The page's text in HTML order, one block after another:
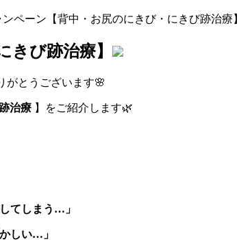
ペーン【背中・お尻のにきび・にきび跡治療】
び跡治療】
がとうございます🌸
治療 】をご紹介します🌿
てしまう…」
しい…」